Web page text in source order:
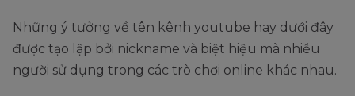
Những ý tưởng về tên kênh youtube hay dưới đây
được tạo lập bởi nickname và biệt hiệu mà nhiều
người sử dụng trong các trò chơi online khác nhau.